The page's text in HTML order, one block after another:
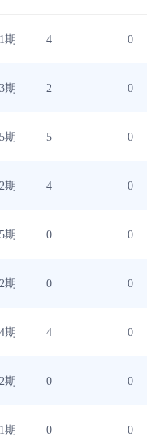
期 4 0
期 2 0
期 5 0
期 4 0
期 0 0
期 0 0
期 4 0
期 0 0
期 0 0